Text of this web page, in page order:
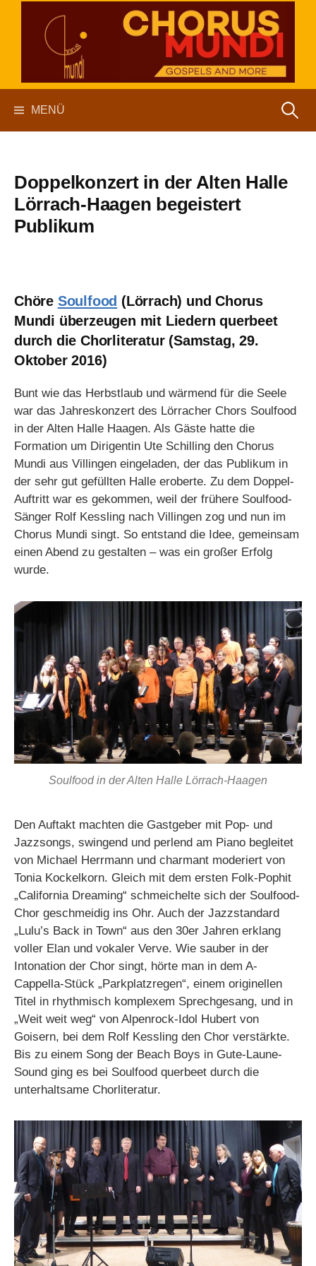
MENÜ Suchen
Doppelkonzert in der Alten Halle
Lörrach-Haagen begeistert
Publikum
Chöre Soulfood (Lörrach) und Chorus
Mundi überzeugen mit Liedern querbeet
durch die Chorliteratur (Samstag, 29.
Oktober 2016)
Bunt wie das Herbstlaub und wärmend für die Seele
war das Jahreskonzert des Lörracher Chors Soulfood
in der Alten Halle Haagen. Als Gäste hatte die
Formation um Dirigentin Ute Schilling den Chorus
Mundi aus Villingen eingeladen, der das Publikum in
der sehr gut gefüllten Halle eroberte. Zu dem Doppel-
Auftritt war es gekommen, weil der frühere Soulfood-
Sänger Rolf Kessling nach Villingen zog und nun im
Chorus Mundi singt. So entstand die Idee, gemeinsam
einen Abend zu gestalten – was ein großer Erfolg
wurde.
Soulfood in der Alten Halle Lörrach-Haagen
Den Auftakt machten die Gastgeber mit Pop- und
Jazzsongs, swingend und perlend am Piano begleitet
von Michael Herrmann und charmant moderiert von
Tonia Kockelkorn. Gleich mit dem ersten Folk-Pophit
„California Dreaming“ schmeichelte sich der Soulfood-
Chor geschmeidig ins Ohr. Auch der Jazzstandard
„Lulu’s Back in Town“ aus den 30er Jahren erklang
voller Elan und vokaler Verve. Wie sauber in der
Intonation der Chor singt, hörte man in dem A-
Cappella-Stück „Parkplatzregen“, einem originellen
Titel in rhythmisch komplexem Sprechgesang, und in
„Weit weit weg“ von Alpenrock-Idol Hubert von
Goisern, bei dem Rolf Kessling den Chor verstärkte.
Bis zu einem Song der Beach Boys in Gute-Laune-
Sound ging es bei Soulfood querbeet durch die
unterhaltsame Chorliteratur.